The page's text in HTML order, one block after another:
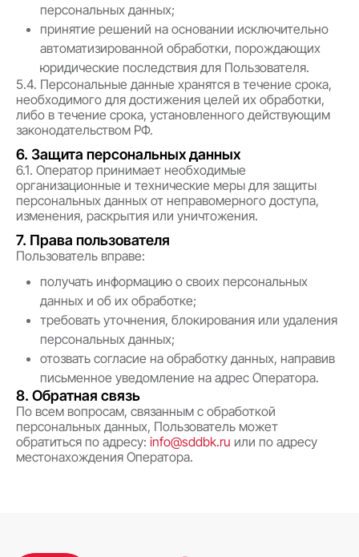
персональных данных;
принятие решений на основании исключительно
автоматизированной обработки, порождающих
юридические последствия для Пользователя.
5.4. Персональные данные хранятся в течение срока,
необходимого для достижения целей их обработки,
либо в течение срока, установленного действующим
законодательством РФ.
6. Защита персональных данных
6.1. Оператор принимает необходимые
организационные и технические меры для защиты
персональных данных от неправомерного доступа,
изменения, раскрытия или уничтожения.
7. Права пользователя
Пользователь вправе:
получать информацию о своих персональных
данных и об их обработке;
требовать уточнения, блокирования или удаления
персональных данных;
отозвать согласие на обработку данных, направив
письменное уведомление на адрес Оператора.
8. Обратная связь
По всем вопросам, связанным с обработкой
персональных данных, Пользователь может
обратиться по адресу: info@sddbk.ru или по адресу
местонахождения Оператора.